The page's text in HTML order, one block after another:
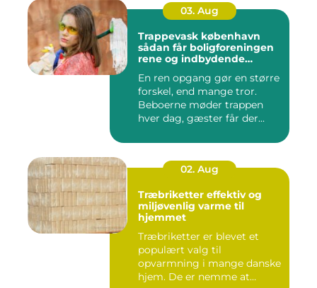
03. Aug
Trappevask københavn
sådan får boligforeningen
rene og indbydende
En ren opgang gør en større
forskel, end mange tror.
Beboerne møder trappen
hver dag, gæster får der...
02. Aug
Træbriketter effektiv og
miljøvenlig varme til
hjemmet
Træbriketter er blevet et
populært valg til
opvarmning i mange danske
hjem. De er nemme at